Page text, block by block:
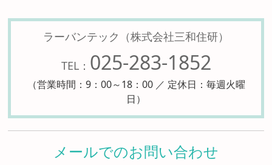
ラーバンテック（株式会社三和住研）
TEL： 025-283-1852
（営業時間：9：00～18：00 ／ 定休日：毎週火曜
日）
メールでのお問い合わせ